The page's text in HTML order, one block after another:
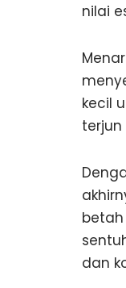
nilai
kecil
terjun
dan